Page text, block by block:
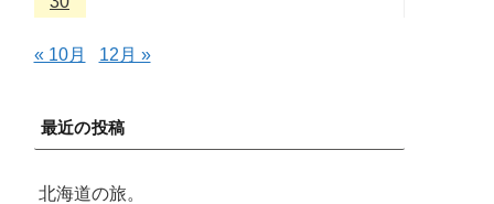
« 10月 12月 »
最近の投稿
北海道の旅。